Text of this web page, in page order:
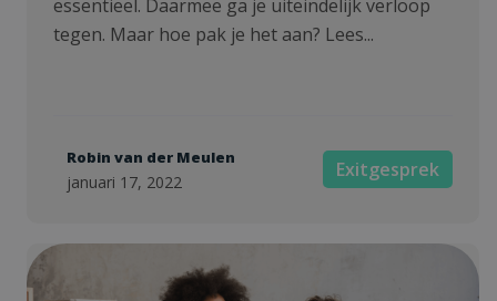
essentieel. Daarmee ga je uiteindelijk verloop
tegen. Maar hoe pak je het aan? Lees...
Robin van der Meulen
januari 17, 2022
Exitgesprek